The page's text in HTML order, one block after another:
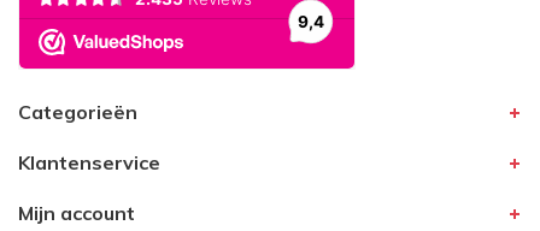
Categorieën
Klantenservice
Mijn account